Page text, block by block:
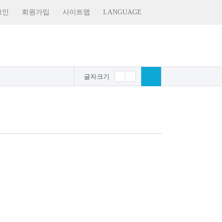
인 회원가입 사이트맵 LANGUAGE
글자크기